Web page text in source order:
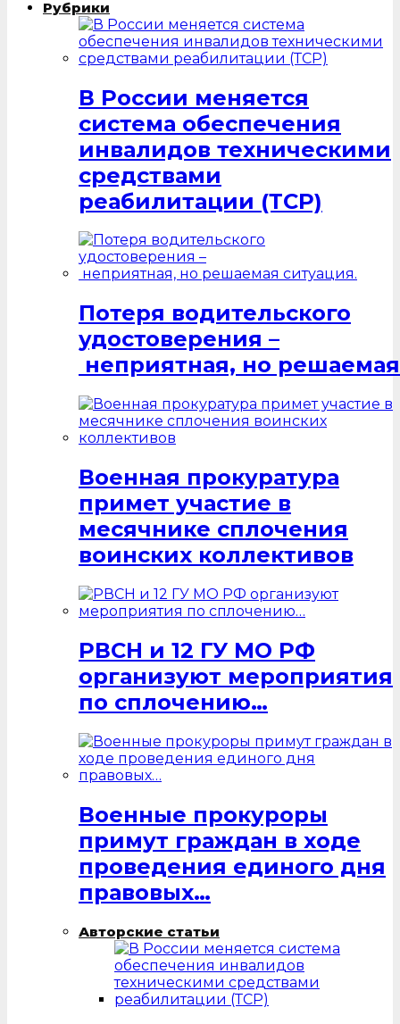
Рубрики
В России меняется
система обеспечения
инвалидов техническими
средствами
реабилитации (ТСР)
Потеря водительского
удостоверения –
неприятная, но
Военная прокуратура
примет участие в
месячнике сплочения
воинских коллективов
РВСН и 12 ГУ МО РФ
организуют мероприятия
по сплочению…
Военные прокуроры
примут граждан в ходе
проведения единого дня
правовых…
Авторские статьи